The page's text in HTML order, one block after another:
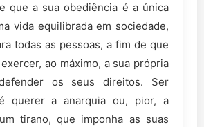
que a sua obediência é a única
vida equilibrada em sociedade,
todas as pessoas, a fim de que
ao máximo, a sua própria
os seus direitos. Ser
querer a anarquia ou, pior, a
tirano, que imponha as suas